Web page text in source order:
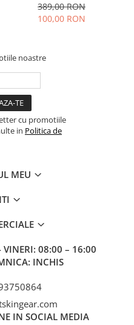
389,00 RON
100,00 RON
noastre
cu promotiile
in Politica de
MEU
VINERI: 08:00 – 16:00
INCHIS
IN SOCIAL MEDIA